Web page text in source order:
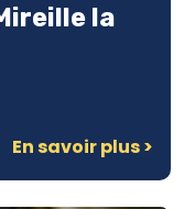
la
En savoir plus